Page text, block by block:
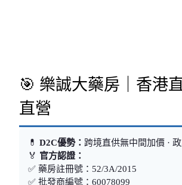
🎯 樂誠大藥房｜香港
直營
💊 D2C優勢： 跨境直供無中間加價 ·
🏅 官方認證：
✅ 藥房註冊號：52/3A/2015
✅ 批發商編號：60078099